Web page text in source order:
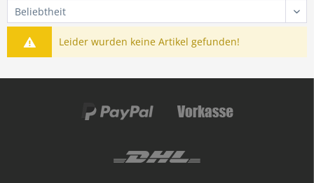
Leider wurden keine Artikel gefunden!